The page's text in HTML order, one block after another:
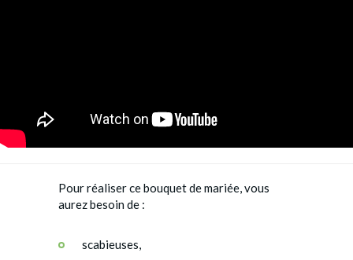
Pour réaliser ce bouquet de mariée, vous
aurez besoin de :
scabieuses,